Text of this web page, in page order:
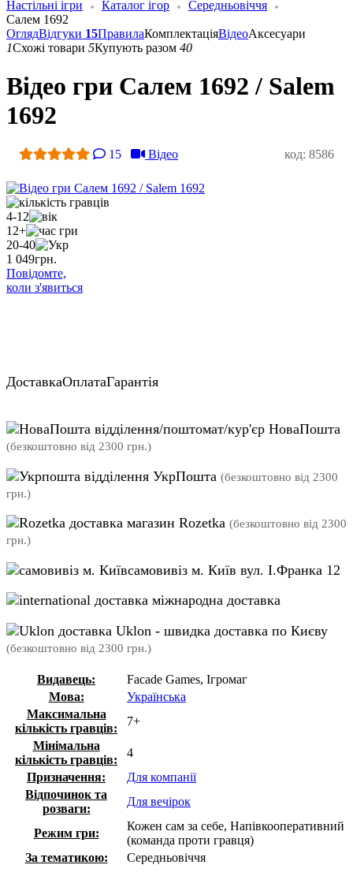
Настільні ігри Каталог ігор
Середньовіччя
Салем 1692
ОглядВідгуки 15ПравилаКомплектаціяВідеоАксесуари
1Схожі товари 5Купують разом 40
Відео гри Салем 1692 / Salem
1692
15 Відео код: 8586
4-12
12+
20-40
1 049грн.
Повідомте,
коли з'явиться
ДоставкаОплатаГарантія
відділення/поштомат/кур'єр НоваПошта
(безкоштовно від 2300 грн.)
відділення УкрПошта (безкоштовно від 2300
грн.)
магазин Rozetka (безкоштовно від 2300
грн.)
самовивіз м. Київ вул. І.Франка 12
міжнародна доставка
Uklon - швидка доставка по Києву
(безкоштовно від 2300 грн.)
Видавець:
Facade Games, Ігромаг
Мова:
Українська
Максимальна
кількість гравців:
7+
Мінімальна
кількість гравців:
4
Призначення:
Для компанії
Відпочинок та
розваги:
Для вечірок
Режим гри:
Кожен сам за себе, Напівкооперативний
(команда проти гравця)
За тематикою:
Середньовіччя